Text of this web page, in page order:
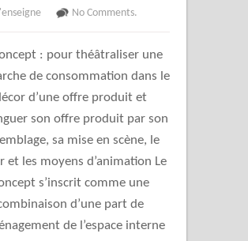
No Comments.
: pour théâtraliser une
de consommation dans le
d’une offre produit et
son offre produit par son
sa mise en scène, le
et les moyens d’animation Le
s’inscrit comme une
d’une part de
de l’espace interne